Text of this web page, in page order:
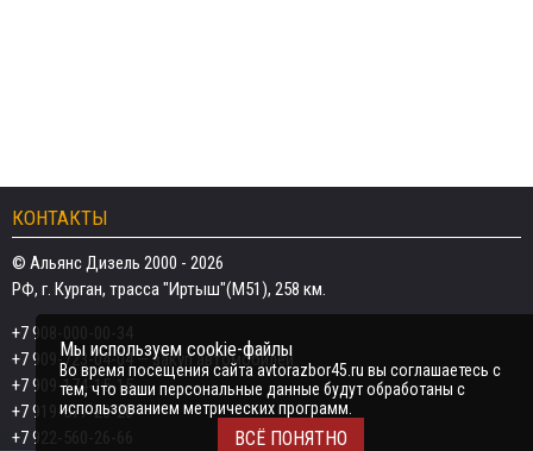
КОНТАКТЫ
© Альянс Дизель 2000 - 2026
РФ, г. Курган, трасса "Иртыш"(М51), 258 км.
+7 908-000-00-34
+7 909-723-04-04— закуп автомобилей
+7 909-174-15-15
+7 919-577-20-20
+7 922-560-26-66
Мы используем cookie-файлы
Во время посещения сайта avtorazbor45.ru вы соглашаетесь с
тем, что ваши персональные данные будут обработаны с
использованием метрических программ.
ВСЁ ПОНЯТНО